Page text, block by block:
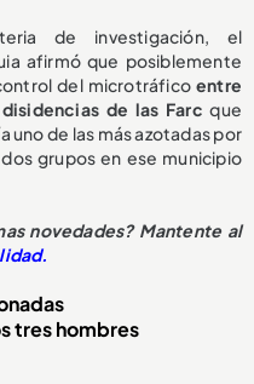
de investigación, el
afirmó que posiblemente
del microtráfico entre
de las Farcque
uno de las más azotadas por
grupos en ese municipio
novedades? Mantente al
tres hombres